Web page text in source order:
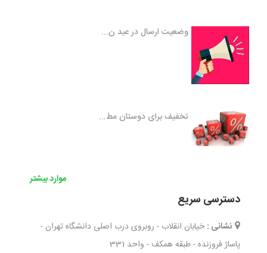
وضعیت ارسال در عید ن...
تخفیف برای دوستان مط...
موارد بیشتر
دسترسی سریع
نشانی : خیابان انقلاب - روبروی درب اصلی دانشگاه تهران -
پاساژ فروزنده - طبقه همکف - واحد 331